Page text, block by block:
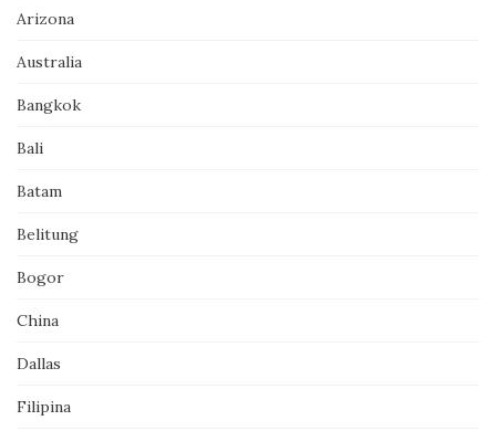
Arizona
Australia
Bangkok
Bali
Batam
Belitung
Bogor
China
Dallas
Filipina